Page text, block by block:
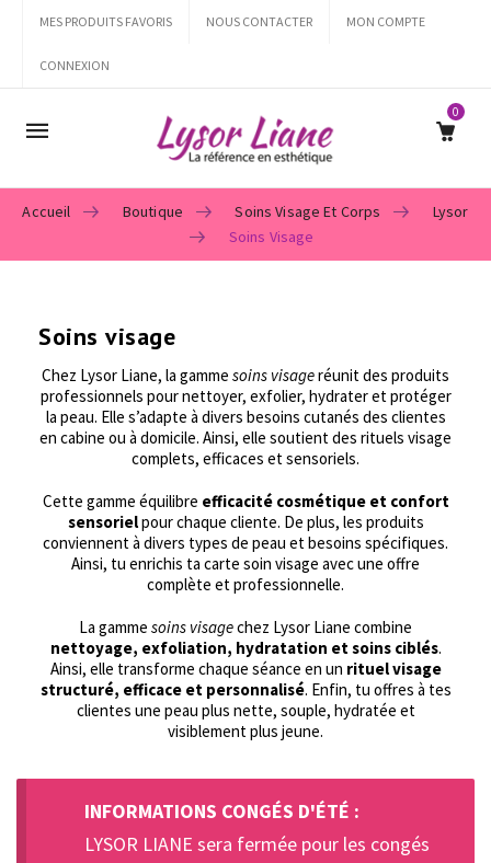
MES PRODUITS FAVORIS NOUS CONTACTER MON COMPTE
CONNEXION
Mobile
0
Accueil Boutique Soins Visage Et Corps
Lysor
Soins Visage
Soins visage
Chez Lysor Liane, la gamme soins visageréunit des produits
professionnels pour nettoyer, exfolier, hydrater et protéger
la peau. Elle s’adapte à divers besoins cutanés des clientes
en cabine ou à domicile. Ainsi, elle soutient des rituels visage
complets, efficaces et sensoriels.
Cette gamme équilibre efficacité cosmétique et confort
sensorielpour chaque cliente. De plus, les produits
conviennent à divers types de peau et besoins spécifiques.
Ainsi, tu enrichis ta carte soin visage avec une offre
complète et professionnelle.
La gamme soins visagechez Lysor Liane combine
nettoyage, exfoliation, hydratation et soins ciblés.
Ainsi, elle transforme chaque séance en un rituel visage
structuré, efficace et personnalisé. Enfin, tu offres à tes
clientes une peau plus nette, souple, hydratée et
visiblement plus jeune.
INFORMATIONS CONGÉS D'ÉTÉ :
LYSOR LIANE sera fermée pour les congés